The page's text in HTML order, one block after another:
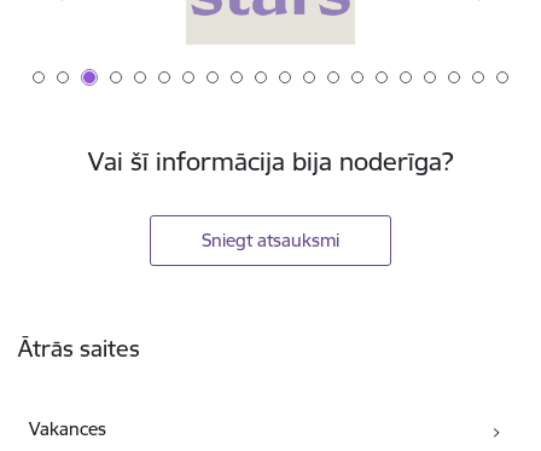
Vai šī informācija bija noderīga?
Sniegt atsauksmi
Ātrās saites
Vakances